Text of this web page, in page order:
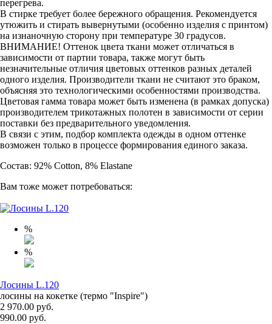
перегрева.
В стирке требует более бережного обращения. Рекомендуется
утюжить и стирать вывернутыми (особенно изделия с принтом)
на изнаночную сторону при температуре 30 градусов.
ВНИМАНИЕ! Оттенок цвета ткани может отличаться в
зависимости от партии товара, также могут быть
незначительные отличия цветовых оттенков разных деталей
одного изделия. Производители ткани не считают это браком,
объясняя это технологическими особенностями производства.
Цветовая гамма товара может быть изменена (в рамках допуска)
производителем трикотажных полотен в зависимости от серии
поставки без предварительного уведомления.
В связи с этим, подбор комплекта одежды в одном оттенке
возможен только в процессе формирования единого заказа.
Состав: 92% Cotton, 8% Elastane
Вам тоже может потребоваться:
%
%
Лосины L.120
лосины на кокетке (термо "Inspire")
2 970.00 руб.
990.00 руб.